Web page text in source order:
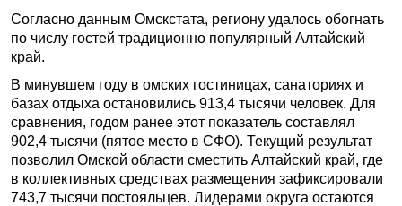
Согласно данным Омскстата, региону удалось обогнать
по числу гостей традиционно популярный Алтайский
край.
В минувшем году в омских гостиницах, санаториях и
базах отдыха остановились 913,4 тысячи человек. Для
сравнения, годом ранее этот показатель составлял
902,4 тысячи (пятое место в СФО). Текущий результат
позволил Омской области сместить Алтайский край, где
в коллективных средствах размещения зафиксировали
743,7 тысячи постояльцев. Лидерами округа остаются